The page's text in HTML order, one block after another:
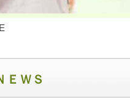
ＥＷＳ